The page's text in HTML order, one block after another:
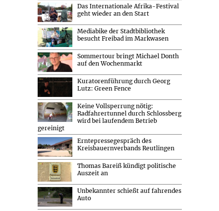
Das Internationale Afrika-Festival
geht wieder an den Start
Mediabike der Stadtbibliothek
besucht Freibad im Markwasen
Sommertour bringt Michael Donth
auf den Wochenmarkt
Kuratorenführung durch Georg
Lutz: Green Fence
Keine Vollsperrung nötig:
Radfahrertunnel durch Schlossberg
wird bei laufendem Betrieb
gereinigt
Erntepressegespräch des
Kreisbauernverbands Reutlingen
Thomas Bareiß kündigt politische
Auszeit an
Unbekannter schießt auf fahrendes
Auto